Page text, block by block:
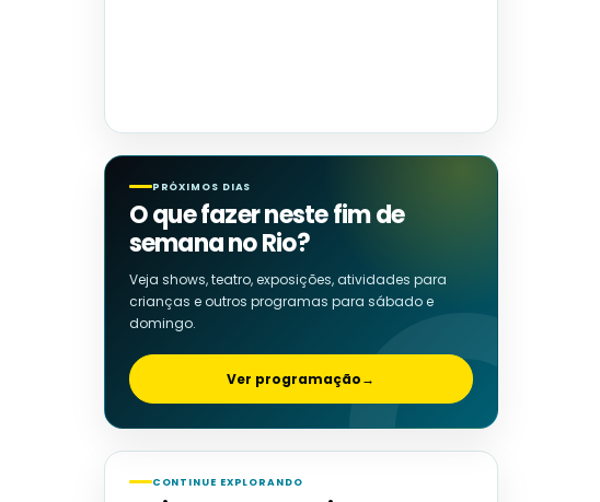
PRÓXIMOS DIAS
O que fazer neste fim de
semana no Rio?
Veja shows, teatro, exposições, atividades para
crianças e outros programas para sábado e
domingo.
Ver programação→
CONTINUE EXPLORANDO